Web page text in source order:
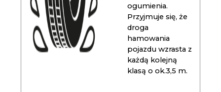
ogumienia.
Przyjmuje się, że
droga
hamowania
pojazdu wzrasta z
każdą kolejną
klasą o ok.3,5 m.